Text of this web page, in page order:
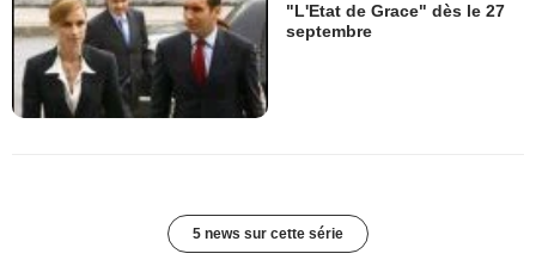
"L'Etat de Grace" dès le 27
septembre
5 news sur cette série